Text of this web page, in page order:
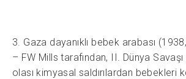
3. Gaza dayanıklı bebek arabası
– FW Mills tarafından, II. Dünya Savaşı
olası kimyasal saldırılardan bebekleri